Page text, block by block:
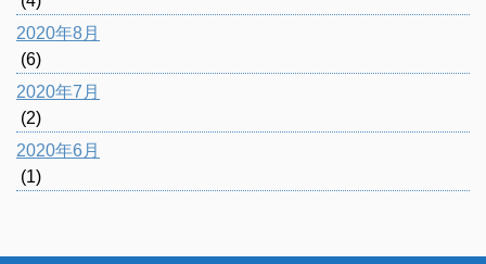
2020年8月
(6)
2020年7月
(2)
2020年6月
(1)